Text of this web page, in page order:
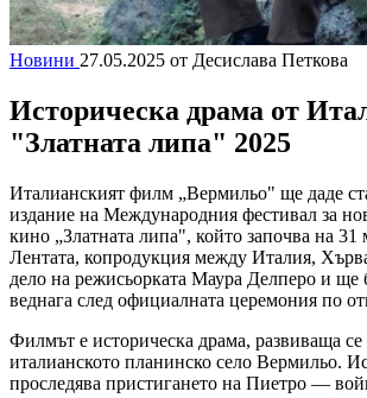
Новини 27.05.2025 от Десислава Петкова
Историческа драма от
"Златната липа" 2025
Италианският филм „Вермильо" ще даде
издание на Международния фестивал за
кино „Златната липа", който започва на 31
Лентата, копродукция между Италия,
дело на режисьорката Маура Делперо и ще
веднага след официалната церемония по
Филмът е историческа драма, развиваща се
италианското планинско село Вермильо.
проследява пристигането на Пиетро —